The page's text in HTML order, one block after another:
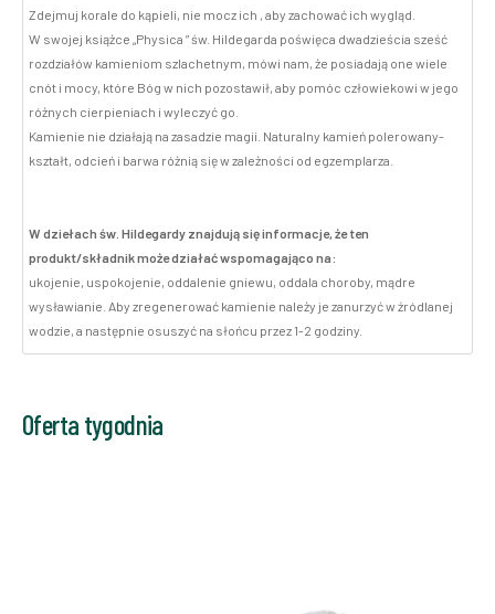
Zdejmuj korale do kąpieli, nie mocz ich , aby zachować ich wygląd.
W swojej książce „Physica ” św. Hildegarda poświęca dwadzieścia sześć
rozdziałów kamieniom szlachetnym, mówi nam, że posiadają one wiele
cnót i mocy, które Bóg w nich pozostawił, aby pomóc człowiekowi w jego
różnych cierpieniach i wyleczyć go.
Kamienie nie działają na zasadzie magii. Naturalny kamień polerowany-
kształt, odcień i barwa różnią się w zależności od egzemplarza.
W dziełach św. Hildegardy znajdują się informacje, że ten
produkt/składnik może działać wspomagająco na:
ukojenie, uspokojenie, oddalenie gniewu, oddala choroby, mądre
wysławianie. Aby zregenerować kamienie należy je zanurzyć w źródlanej
wodzie, a następnie osuszyć na słońcu przez 1-2 godziny.
Oferta tygodnia